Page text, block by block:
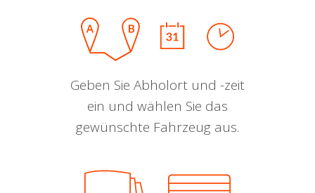
Geben Sie Abholort und -zeit
ein und wählen Sie das
gewünschte Fahrzeug aus.